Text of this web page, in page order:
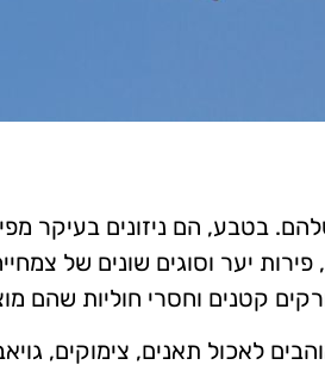
בטבע, הם ניזונים בעיקר
פירות יער וסוגים שונים של
קטנים וחסרי חוליות שהם
לאכול תאנים, צימוקים,